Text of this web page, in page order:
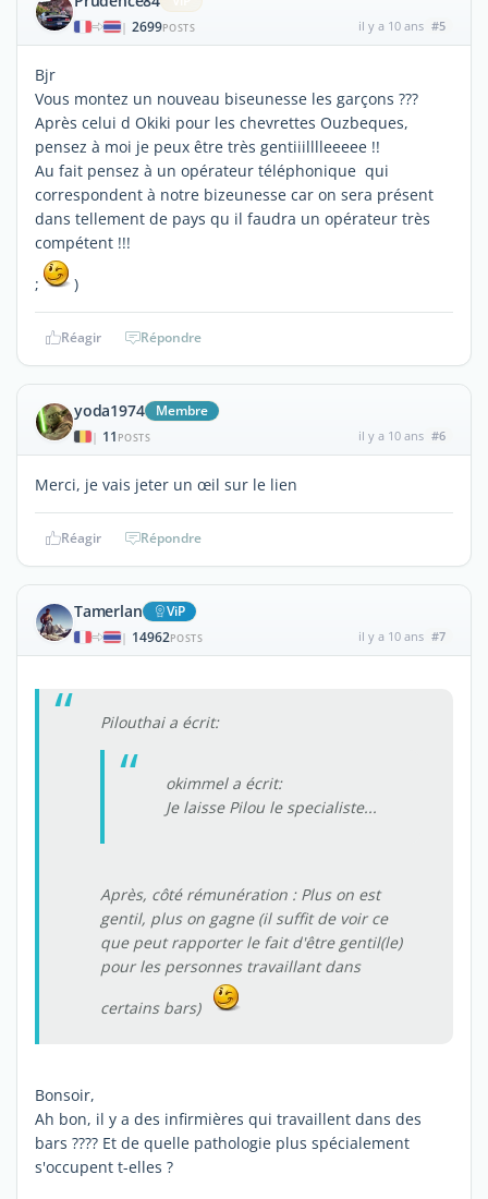
| 2699POSTS il y a 10 ans #5
Bjr
Vous montez un nouveau biseunesse les garçons ???
Après celui d Okiki pour les chevrettes Ouzbeques,
pensez à moi je peux être très gentiiilllleeeee !!
Au fait pensez à un opérateur téléphonique qui
correspondent à notre bizeunesse car on sera présent
dans tellement de pays qu il faudra un opérateur très
compétent !!!
;
)
Réagir Répondre
yoda1974 Membre
| 11 POSTS il y a 10 ans #6
Merci, je vais jeter un œil sur le lien
Réagir Répondre
Tamerlan ViP
| 14962POSTS il y a 10 ans #7
Pilouthai a écrit:
okimmel a écrit:
Je laisse Pilou le specialiste...
Après, côté rémunération : Plus on est
gentil, plus on gagne (il suffit de voir ce
que peut rapporter le fait d'être gentil(le)
pour les personnes travaillant dans
certains bars)
Bonsoir,
Ah bon, il y a des infirmières qui travaillent dans des
bars ???? Et de quelle pathologie plus spécialement
s'occupent t-elles ?